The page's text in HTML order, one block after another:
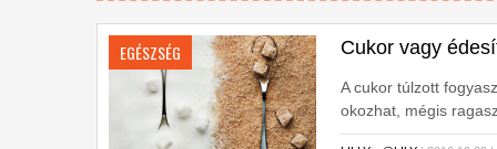
EGÉSZSÉG Cukor vagy
A cukor túlzott
okozhat, mégis